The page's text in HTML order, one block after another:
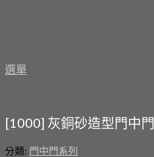
選單
[1000] 灰銅砂造型門中門
分類: 門中門系列